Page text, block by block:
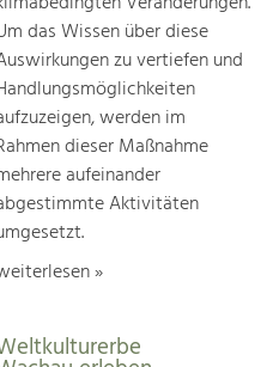
das Wissen über diese
zu vertiefen und
werden im
dieser Maßnahme
aufeinander
Aktivitäten
»